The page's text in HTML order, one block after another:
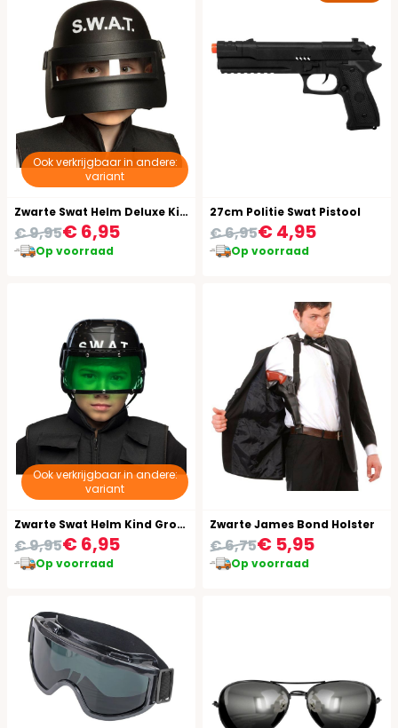
Ook verkrijgbaar in andere:
variant
Zwarte Swat Helm Deluxe Kind
€ 6,95
€ 9,95
Op voorraad
27cm Politie Swat Pistool
€ 4,95
€ 6,95
Op voorraad
Ook verkrijgbaar in andere:
variant
Zwarte Swat Helm Kind Groen
€ 6,95
€ 9,95
Op voorraad
Zwarte James Bond Holster
€ 5,95
€ 6,75
Op voorraad